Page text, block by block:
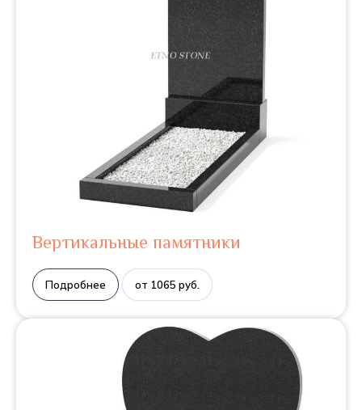
Вертикальные памятники
Подробнее от 1065 руб.